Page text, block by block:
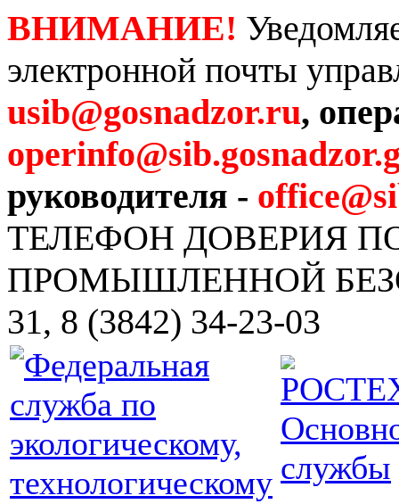
ВНИМАНИЕ!
электронной почты
usib@gosnadzor.ru,
руководителя -
ТЕЛЕФОН ДОВЕРИЯ
ПРОМЫШЛЕННОЙ
31, 8 (3842) 34-23-03
службы